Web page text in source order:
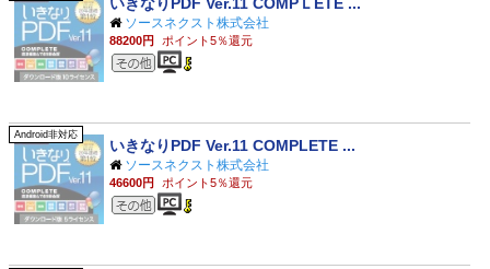
ソースネクスト株式会社
88200円 ポイント5％還元
その他のジャンル
Android非対応
いきなりPDF Ver.11 COMPLETE ...
ソースネクスト株式会社
46600円 ポイント5％還元
その他のジャンル